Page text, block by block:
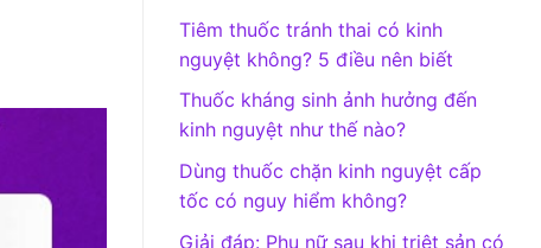
Tiêm thuốc tránh thai có kinh
nguyệt không? 5 điều nên biết
Thuốc kháng sinh ảnh hưởng đến
kinh nguyệt như thế nào?
Dùng thuốc chặn kinh nguyệt cấp
tốc có nguy hiểm không?
Giải đáp: Phụ nữ sau khi triệt sản có